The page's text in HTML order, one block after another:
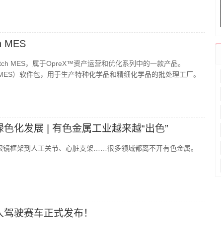
MES
MES，属于OpreX™资产运营和优化系列中的一款产品。
）软件包，用于生产特种化学品和精细化学品的批处理工厂。
化发展 | 有色金属工业越来越“出色”
镜框架到人工关节、心脏支架……很多领域都离不开有色金属。
驶赛车正式发布！